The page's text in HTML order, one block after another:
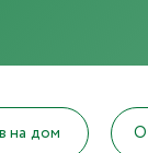
на дом